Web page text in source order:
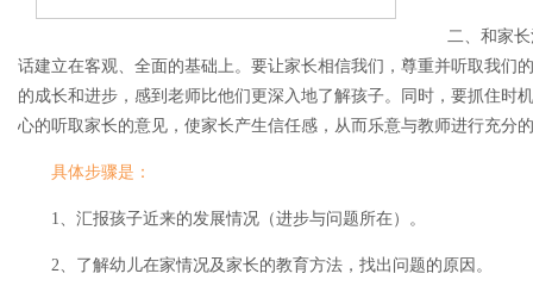
二、和家
话建立在客观、全面的基础上。要让家长相信我们，尊重并听取我们
的成长和进步，感到老师比他们更深入地了解孩子。同时，要抓住时
心的听取家长的意见，使家长产生信任感，从而乐意与教师进行充分
具体步骤是：
1、汇报孩子近来的发展情况（进步与问题所在）。
2、了解幼儿在家情况及家长的教育方法，找出问题的原因。